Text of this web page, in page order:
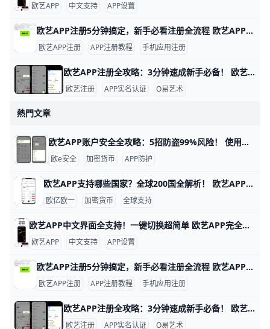
欧艺APP 中文支持 APP设置
欧艺APP注册5分钟搞定，新手必看注册全流程 欧艺APP注册其实非常简单，只要跟着几个关键步骤，基本能在几分钟内完成。对新手来说，最重要的是选对下载渠道、正确填写基本信息，并尽快开启安全保护功能。这样不仅能快速拿到账户，还能让登录和使用过程更安心。
欧艺APP注册 APP注册教程 手机应用注册
欧艺APP注册全攻略：3分钟速成新手必备！ 欧艺APP注册过程简单快速，通常只需几分钟就能完成。基本需要手机号或邮箱地址作为账号，比如用你的常用手机号“138XXXXXXX”或“”来注册，还得设置一个强密码，包含大小写字母、数字和符号，例如“Abc123!@#”。这些信息能帮你快速创建账户并接收验证码验证。
欧艺注册 APP实名认证 O易艺术
熱門文章
欧艺APP账户安全全攻略：5招防盗99%风险！ 使用欧艺APP时，账户安全非常重要。欧艺APP（也叫OK交易所鸥易）是热门的加密货币交易平台，每天有数百万用户登录交易。根据官方数据，开启安全设置的用户，账户被盗风险可降低90%以上。 比如，如果你忘记设置双重验证，坏人可能用猜到的密码直接登录，但设置后他们就进不去了。​
欧e安全 加密货币 APP防护
欧艺APP支持哪些国家？全球200国全解析！ 欧艺APP（也就是O易Oyi的交易应用）支持全球近200个国家和地区使用，但有些地方因为监管规则有限制。 比如亚洲的用户在越南、菲律宾、泰国、新加坡、中国香港、台湾、韩国和日本这些地方都能正常下载、注册和交易。 欧洲用户如英国、法国、西班牙、荷兰和俄罗斯也能轻松使用，支持法币充值和多种加密货币买卖。
欧亿欧一 加密货币 全球支持
欧艺APP中文界面全支持！一键切换超简单 欧艺APP完全支持中文界面，这让很多用户用起来很方便。根据官方指南和用户反馈，APP内有简体中文和繁体中文选项，能覆盖大部分交易和设置页面。例如，进入“我的”页面后，你会看到“语言”或“Language”按钮，一键切换后界面马上变成中文。
欧艺APP 中文支持 APP设置
欧艺APP注册5分钟搞定，新手必看注册全流程 欧艺APP注册其实非常简单，只要跟着几个关键步骤，基本能在几分钟内完成。对新手来说，最重要的是选对下载渠道、正确填写基本信息，并尽快开启安全保护功能。这样不仅能快速拿到账户，还能让登录和使用过程更安心。
欧艺APP注册 APP注册教程 手机应用注册
欧艺APP注册全攻略：3分钟速成新手必备！ 欧艺APP注册过程简单快速，通常只需几分钟就能完成。基本需要手机号或邮箱地址作为账号，比如用你的常用手机号“138XXXXXXX”或“”来注册，还得设置一个强密码，包含大小写字母、数字和符号，例如“Abc123!@#”。这些信息能帮你快速创建账户并接收验证码验证。
欧艺注册 APP实名认证 O易艺术